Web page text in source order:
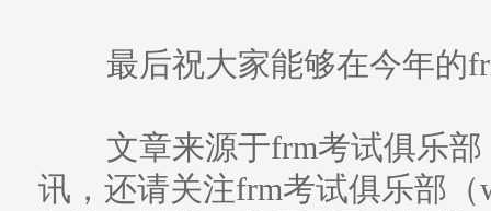
最后祝大家能够在今年的
文章来源于frm考试俱乐部
讯，还请关注frm考试俱乐部（